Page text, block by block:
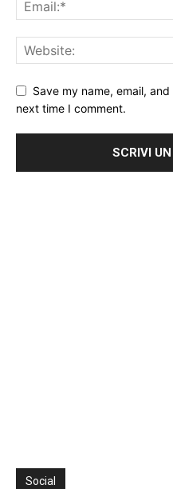
Save my name, email,
next time I comment.
Social